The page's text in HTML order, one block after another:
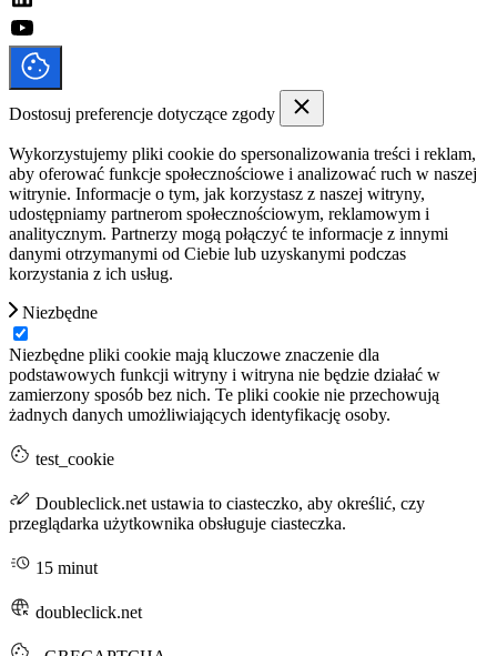
Dostosuj preferencje dotyczące zgody
Wykorzystujemy pliki cookie do spersonalizowania treści i reklam,
aby oferować funkcje społecznościowe i analizować ruch w naszej
witrynie. Informacje o tym, jak korzystasz z naszej witryny,
udostępniamy partnerom społecznościowym, reklamowym i
analitycznym. Partnerzy mogą połączyć te informacje z innymi
danymi otrzymanymi od Ciebie lub uzyskanymi podczas
korzystania z ich usług.
Niezbędne
Niezbędne pliki cookie mają kluczowe znaczenie dla
podstawowych funkcji witryny i witryna nie będzie działać w
zamierzony sposób bez nich. Te pliki cookie nie przechowują
żadnych danych umożliwiających identyfikację osoby.
test_cookie
Doubleclick.net ustawia to ciasteczko, aby określić, czy
przeglądarka użytkownika obsługuje ciasteczka.
15 minut
doubleclick.net